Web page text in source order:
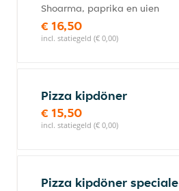
Shoarma, paprika en uien
€ 16,50
incl. statiegeld (€ 0,00)
Pizza kipdöner
€ 15,50
incl. statiegeld (€ 0,00)
Pizza kipdöner speciale